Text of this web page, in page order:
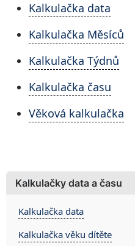
Kalkulačka data
Kalkulačka Měsíců
Kalkulačka Týdnů
Kalkulačka času
Věková kalkulačka
Kalkulačky data a času
Kalkulačka data
Kalkulačka věku dítěte